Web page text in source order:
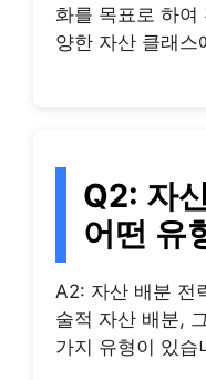
화를 목표로 하여
양한 자산 클래스
Q2: 자
어떤 유
A2: 자산 배분 전
술적 자산 배분,
가지 유형이 있습